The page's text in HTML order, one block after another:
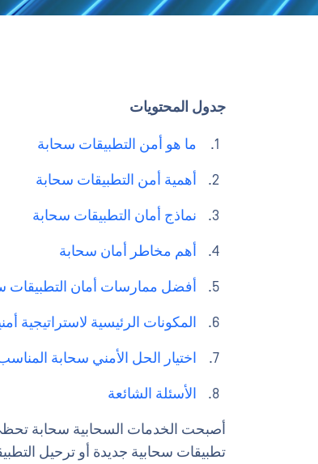
جدول المحتويات
ما هو أمن التطبيقات سحابة
أهمية أمن التطبيقات سحابة
نماذج أمان التطبيقات سحابة
أهم مخاطر أمان سحابة
أفضل ممارسات أمان التطبيقات
المكونات الرئيسية لاستراتيجية
اختيار الحل الأمني سحابة
الأسئلة الشائعة
أصبحت الخدمات السحابية سحابة
تطبيقات سحابية جديدة أو ترحيل